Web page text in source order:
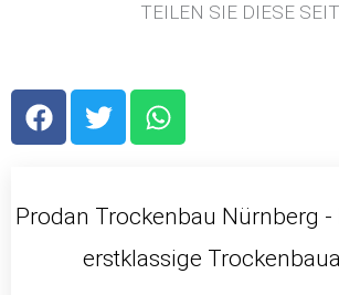
TEILEN SIE DIESE
F
a
b
T
w
t
r
W
h
s
p
Prodan Trockenbau Nürnberg
erstklassige